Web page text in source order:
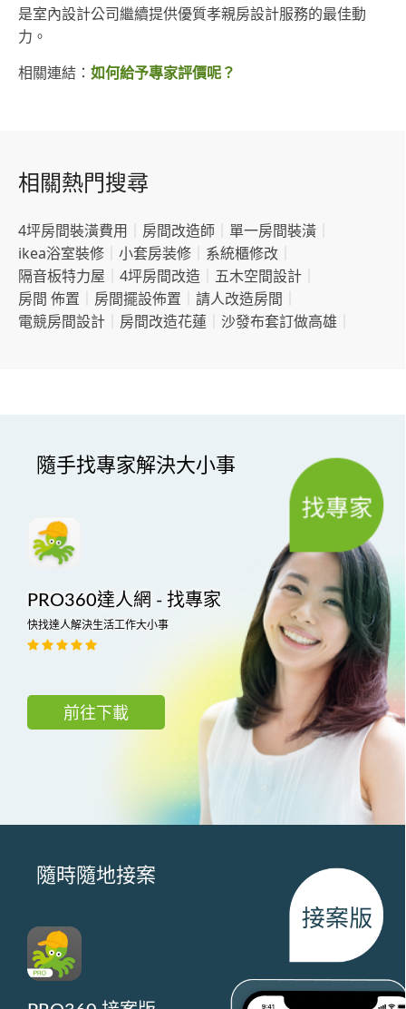
是室內設計公司繼續提供優質孝親房設計服務的最佳動
力。
相關連結： 如何給予專家評價呢？
相關熱門搜尋
4坪房間裝潢費用 房間改造師 單一房間裝潢
ikea浴室裝修
小套房装修 系統櫃修改
隔音板特力屋
4坪房間改造 五木空間設計
房間 佈置
房間擺設佈置 請人改造房間
電競房間設計
房間改造花蓮 沙發布套訂做高雄
隨手找專家解決大小事
PRO360達人網 - 找專家
快找達人解決生活工作大小事
前往下載
隨時隨地接案